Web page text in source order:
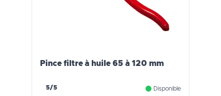
Pince filtre à huile 65 à 120 mm
5/5 Disponible